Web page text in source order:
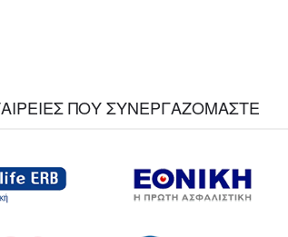
ΠΟΥ ΣΥΝΕΡΓΑΖΟΜΑΣΤΕ